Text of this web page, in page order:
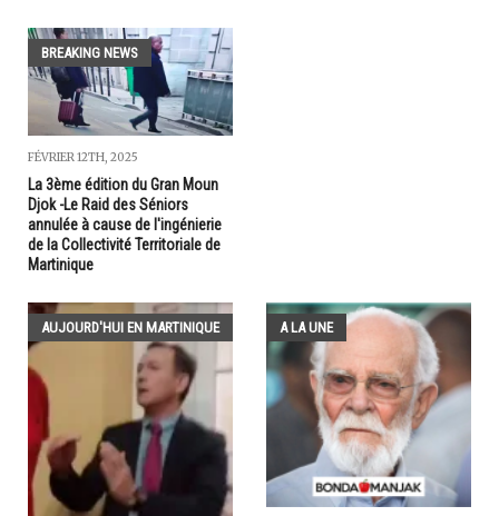
BREAKING NEWS
FÉVRIER 12TH, 2025
La 3ème édition du Gran Moun
Djok -Le Raid des Séniors
annulée à cause de l'ingénierie
de la Collectivité Territoriale de
Martinique
AUJOURD'HUI EN MARTINIQUE A LA UNE